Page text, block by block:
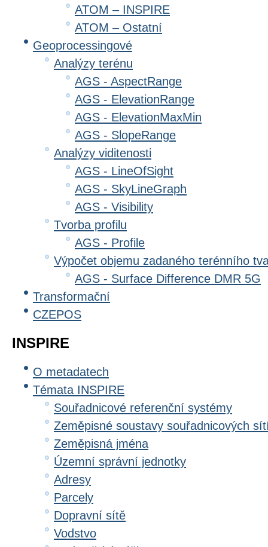
ATOM – INSPIRE
ATOM – Ostatní
Geoprocessingové
Analýzy terénu
AGS - AspectRange
AGS - ElevationRange
AGS - ElevationMaxMin
AGS - SlopeRange
Analýzy viditenosti
AGS - LineOfSight
AGS - SkyLineGraph
AGS - Visibility
Tvorba profilu
AGS - Profile
Výpočet objemu zadaného terénního
AGS - Surface Difference DMR 5G
Transformační
CZEPOS
INSPIRE
O metadatech
Témata INSPIRE
Souřadnicové referenční systémy
Zeměpisné soustavy souřadnicových
Zeměpisná jména
Územní správní jednotky
Adresy
Parcely
Dopravní sítě
Vodstvo